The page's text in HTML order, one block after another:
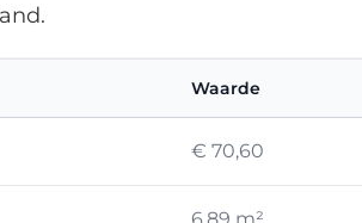
Waarde
€ 70,60
6,89 m²